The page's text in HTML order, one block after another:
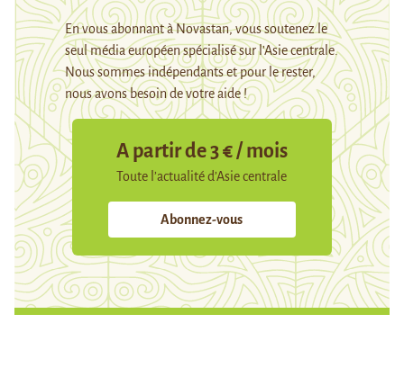
En vous abonnant à Novastan, vous soutenez le
seul média européen spécialisé sur l’Asie centrale.
Nous sommes indépendants et pour le rester,
nous avons besoin de votre aide !
A partir de 3 € / mois
Toute l’actualité d’Asie centrale
Abonnez-vous